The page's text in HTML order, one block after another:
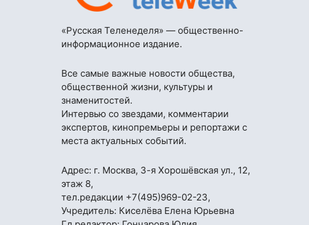
«Русская Теленеделя» — общественно-
информационное издание.
Все самые важные новости общества,
общественной жизни, культуры и
знаменитостей.
Интервью со звездами, комментарии
экспертов, кинопремьеры и репортажи с
места актуальных событий.
Адрес: г. Москва, 3-я Хорошёвская ул., 12,
этаж 8,
тел.редакции +7(495)969-02-23,
Учредитель: Киселёва Елена Юрьевна